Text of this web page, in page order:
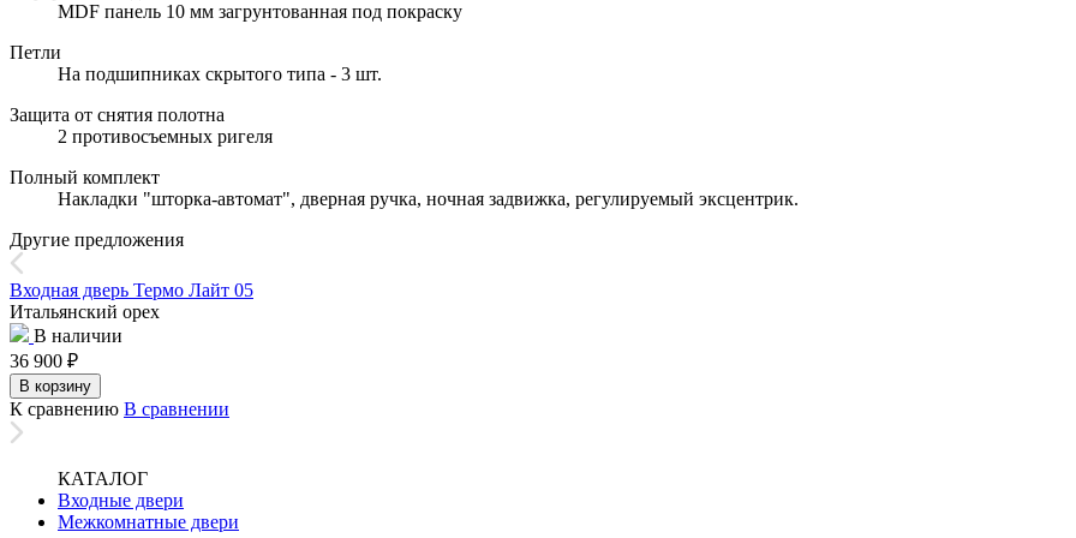
MDF панель 10 мм загрунтованная под покраску
Петли
На подшипниках скрытого типа - 3 шт.
Защита от снятия полотна
2 противосъемных ригеля
Полный комплект
Накладки "шторка-автомат", дверная ручка, ночная задвижка, регулируемый эксцентрик.
Другие предложения
Входная дверь Термо Лайт 05
Итальянский орех
В наличии
36 900 ₽
В корзину
К сравнению В сравнении
КАТАЛОГ
Входные двери
Межкомнатные двери